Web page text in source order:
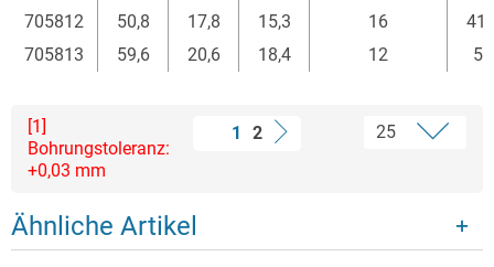
705812
50,8 17,8 15,3 16
705813
59,6 20,6 18,4 12 50
1 2
[1]
Bohrungstoleranz:
+0,03 mm
Ähnliche Artikel